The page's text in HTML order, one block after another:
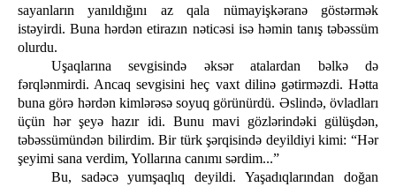
sayanların yanıldığını az qala nümayişkəranə göstərmək
istəyirdi. Buna hərdən etirazın nəticəsi isə həmin tanış təbəssüm
olurdu.
Uşaqlarına sevgisində əksər atalardan bəlkə də
fərqlənmirdi. Ancaq sevgisini heç vaxt dilinə gətirməzdi. Hətta
buna görə hərdən kimlərəsə soyuq görünürdü. Əslində, övladları
üçün hər şeyə hazır idi. Bunu mavi gözlərindəki gülüşdən,
təbəssümündən bilirdim. Bir türk şərqisində deyildiyi kimi: “Hər
şeyimi sana verdim, Yollarına canımı sərdim...”
Bu, sadəcə yumşaqlıq deyildi. Yaşadıqlarından doğan